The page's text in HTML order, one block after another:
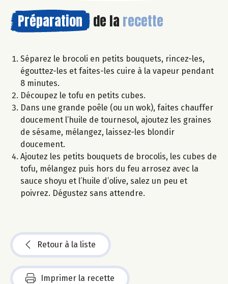
Préparation de la recette
Séparez le brocoli en petits bouquets, rincez-les,
égouttez-les et faites-les cuire à la vapeur pendant
8 minutes.
Découpez le tofu en petits cubes.
Dans une grande poêle (ou un wok), faites chauffer
doucement l’huile de tournesol, ajoutez les graines
de sésame, mélangez, laissez-les blondir
doucement.
Ajoutez les petits bouquets de brocolis, les cubes de
tofu, mélangez puis hors du feu arrosez avec la
sauce shoyu et l’huile d’olive, salez un peu et
poivrez. Dégustez sans attendre.
Retour à la liste
Imprimer la recette